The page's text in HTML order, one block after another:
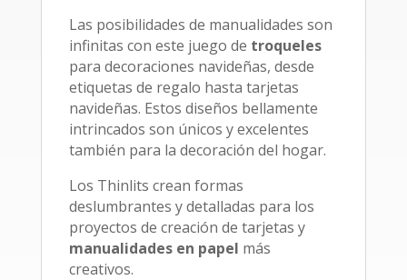
Las posibilidades de manualidades son
infinitas con este juego de troqueles
para decoraciones navideñas, desde
etiquetas de regalo hasta tarjetas
navideñas. Estos diseños bellamente
intrincados son únicos y excelentes
también para la decoración del hogar.
Los Thinlits crean formas
deslumbrantes y detalladas para los
proyectos de creación de tarjetas y
manualidades en papel más
creativos.